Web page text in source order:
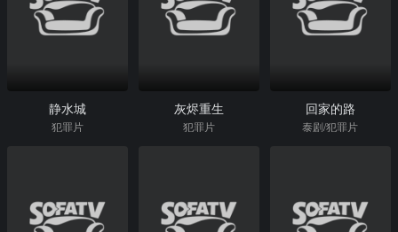
静水城
犯罪片
灰烬重生
犯罪片
回家的路
泰剧/犯罪片